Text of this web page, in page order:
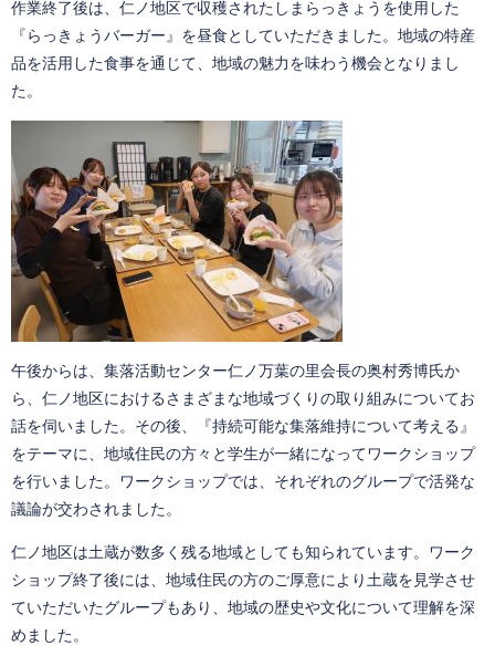
作業終了後は、仁ノ地区で収穫されたしまらっきょうを使用した
『らっきょうバーガー』を昼食としていただきました。地域の特産
品を活用した食事を通じて、地域の魅力を味わう機会となりまし
た。
午後からは、集落活動センター仁ノ万葉の里会長の奥村秀博氏か
ら、仁ノ地区におけるさまざまな地域づくりの取り組みについてお
話を伺いました。その後、『持続可能な集落維持について考える』
をテーマに、地域住民の方々と学生が一緒になってワークショップ
を行いました。ワークショップでは、それぞれのグループで活発な
議論が交わされました。
仁ノ地区は土蔵が数多く残る地域としても知られています。ワーク
ショップ終了後には、地域住民の方のご厚意により土蔵を見学させ
ていただいたグループもあり、地域の歴史や文化について理解を深
めました。